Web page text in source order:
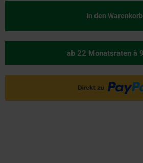
In den Warenkorb
ab 22 Monatsraten à